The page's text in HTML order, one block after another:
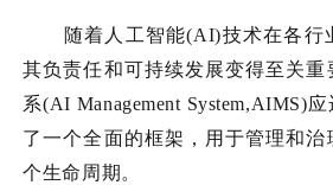
随着人工智能(AI)技术在各行
其负责任和可持续发展变得至关重
系(AI Management System,AIMS)
了一个全面的框架，用于管理和
个生命周期。